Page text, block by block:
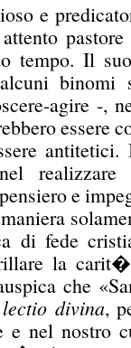
e
tempo. Il
binomi
agire -,
essere
realizzare
e
di fede
la
che
lectio divina,
e nel nostro